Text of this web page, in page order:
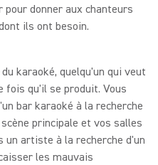
donner aux chanteurs
ils ont besoin.
karaoké, quelqu'un qui veut
fois qu'il se produit. Vous
bar karaoké à la recherche
principale et vos salles
un artiste à la recherche d'un
les mauvais